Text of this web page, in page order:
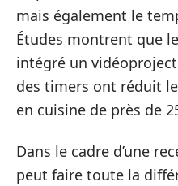
mais également le
Études montrent que
intégré un
des timers ont réduit
en cuisine de près de
Dans le cadre d’une
peut faire toute la